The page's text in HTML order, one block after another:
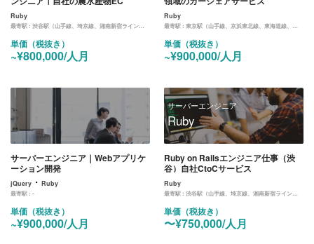
Ruby
最寄駅 : 渋谷駅（山手線、埼京線、湘南新宿ライン、東横線、田園都市線、銀座線、半蔵門線、副都心線）
単価（税抜き）
~¥800,000/人月
Ruby
最寄駅 :東京駅（山手線、京浜東北線、東海道線、中央線、京葉線、丸ノ内線）
単価（税抜き）
~¥900,000/人月
サーバーエンジニア｜Webアプリケ
ーション開発
jQuery ・ Ruby
最寄駅 : -
単価（税抜き）
~¥900,000/人月
サーバーエンジニア
Ruby
Ruby on Railsエンジニア仕事（渋
谷）自社CtoCサービス
Ruby
最寄駅 :渋谷駅（山手線、埼京線、湘南新宿ライン、東横線、田園都市線、銀座線、半蔵門線、副都心線）
単価（税抜き）
〜¥750,000/人月